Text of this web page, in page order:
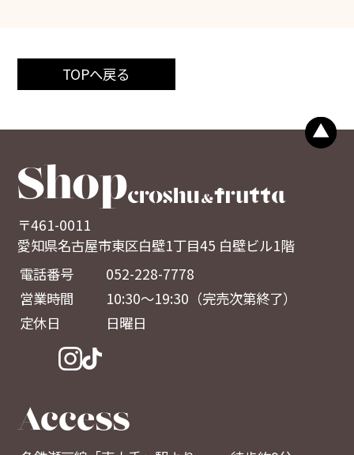
TOPへ戻る
Shop
〒461-0011
愛知県名古屋市東区白壁1丁目45 白壁ビル1階
電話番号
052-228-7778
営業時間
10:30～19:30（完売次第終了）
定休日
日曜日
Access